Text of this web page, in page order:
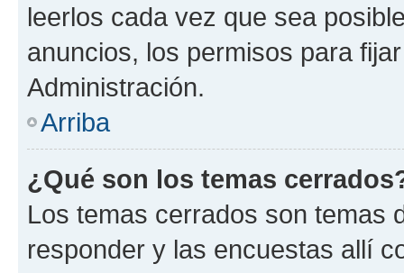
leerlos cada vez que sea
anuncios, los permisos para
Administración.
Arriba
¿Qué son los temas
Los temas cerrados son temas
responder y las encuestas allí